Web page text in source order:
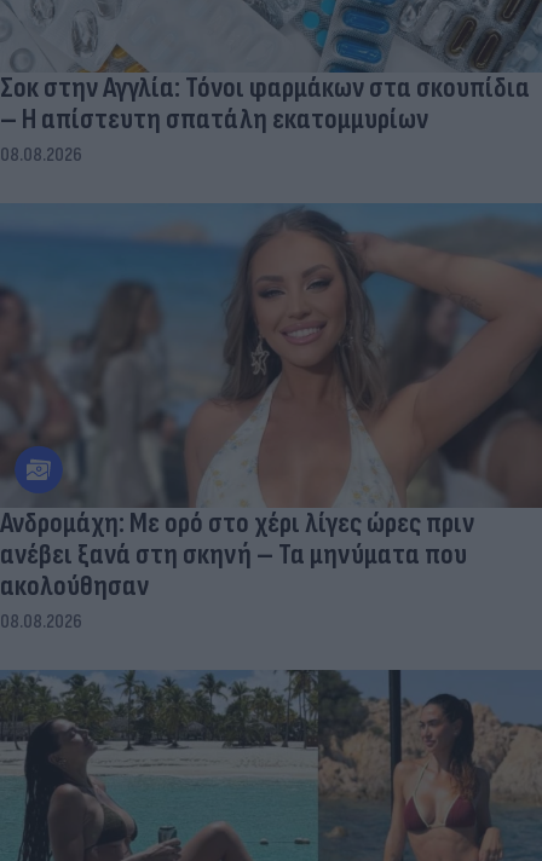
Σοκ στην Αγγλία: Τόνοι φαρμάκων στα σκουπίδια
– Η απίστευτη σπατάλη εκατομμυρίων
08.08.2026
Ανδρομάχη: Με ορό στο χέρι λίγες ώρες πριν
ανέβει ξανά στη σκηνή – Τα μηνύματα που
ακολούθησαν
08.08.2026